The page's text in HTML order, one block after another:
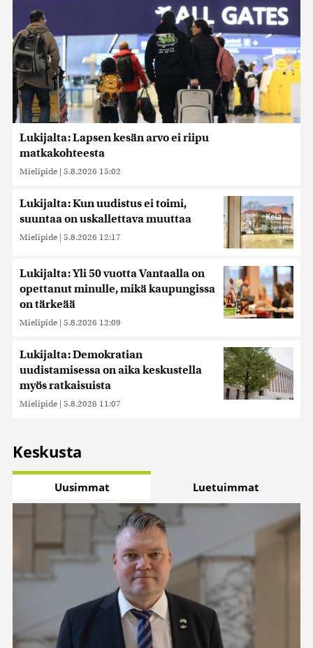
Lukijalta: Lapsen kesän arvo ei riipu
matkakohteesta
Mielipide | 5.8.2026 15:02
Lukijalta: Kun uudistus ei toimi,
suuntaa on uskallettava muuttaa
Mielipide | 5.8.2026 12:17
Lukijalta: Yli 50 vuotta Vantaalla on
opettanut minulle, mikä kaupungissa
on tärkeää
Mielipide | 5.8.2026 12:09
Lukijalta: Demokratian
uudistamisessa on aika keskustella
myös ratkaisuista
Mielipide | 5.8.2026 11:07
Keskusta
Uusimmat Luetuimmat